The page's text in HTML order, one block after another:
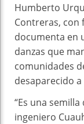
Humberto
Contreras, con
documenta en
danzas que
comunidades
desaparecido
“Es una
ingeniero